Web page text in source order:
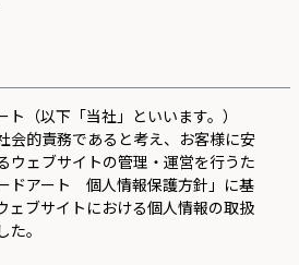
ト（以下「当社」といいます。）
会的責務であると考え、お客様に安
ウェブサイトの管理・運営を行うた
ドアート 個人情報保護方針」に基
ェブサイトにおける個人情報の取扱
た。